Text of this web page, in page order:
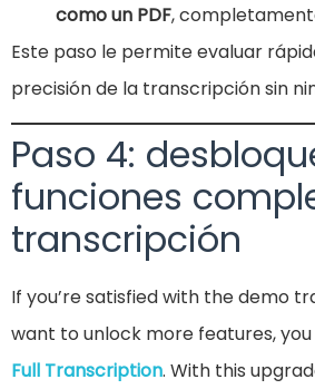
como un PDF,
Este paso le permite evaluar
precisión de la transcripción sin
Paso 4:
funciones
transcripción
If you’re satisfied with the demo
want to unlock more features,
Full Transcription. With this